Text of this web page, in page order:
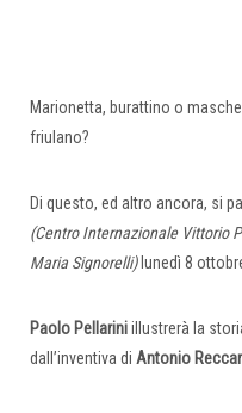
Marionetta, burattino o
friulano?
Di questo, ed altro ancora, si
(Centro Internazionale Vittorio
Maria Signorelli)lunedì 8
Paolo Pellariniillustrerà la
dall’inventiva di Antonio